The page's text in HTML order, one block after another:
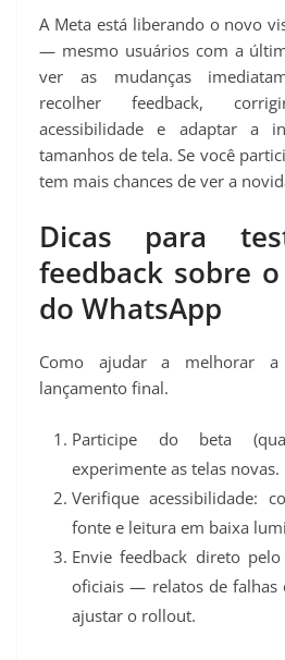
A Meta está liberando o novo
— mesmo usuários com a
ver as mudanças
recolher feedback,
acessibilidade e adaptar a
tamanhos de tela. Se você
tem mais chances de ver a
Dicas para
feedback sobre
do WhatsApp
Como ajudar a melhorar
lançamento final.
Participe do beta
experimente as telas novas.
Verifique acessibilidade:
fonte e leitura em baixa
Envie feedback direto
oficiais — relatos de falhas
ajustar o rollout.